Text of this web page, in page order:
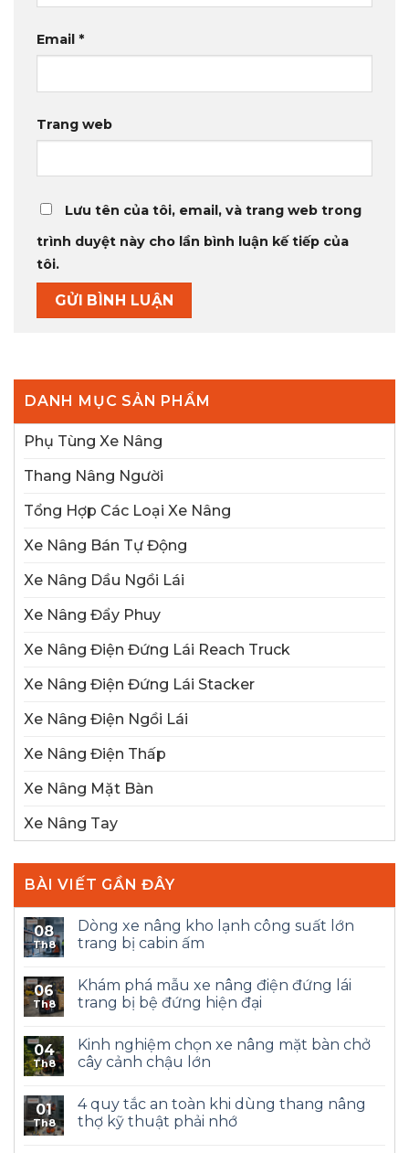
Email *
Trang web
Lưu tên của tôi, email, và trang web trong
trình duyệt này cho lần bình luận kế tiếp của
tôi.
DANH MỤC SẢN PHẨM
Phụ Tùng Xe Nâng
Thang Nâng Người
Tổng Hợp Các Loại Xe Nâng
Xe Nâng Bán Tự Động
Xe Nâng Dầu Ngồi Lái
Xe Nâng Đẩy Phuy
Xe Nâng Điện Đứng Lái Reach Truck
Xe Nâng Điện Đứng Lái Stacker
Xe Nâng Điện Ngồi Lái
Xe Nâng Điện Thấp
Xe Nâng Mặt Bàn
Xe Nâng Tay
BÀI VIẾT GẦN ĐÂY
08
Th8
Dòng xe nâng kho lạnh công suất lớn
trang bị cabin ấm
06
Th8
Khám phá mẫu xe nâng điện đứng lái
trang bị bệ đứng hiện đại
04
Th8
Kinh nghiệm chọn xe nâng mặt bàn chở
cây cảnh chậu lớn
01
Th8
4 quy tắc an toàn khi dùng thang nâng
thợ kỹ thuật phải nhớ